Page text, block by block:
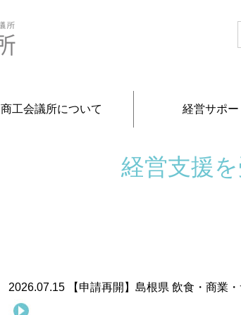
商工会議所について 経営サポー
経営支援
2026.07.15 【申請再開】島根県 飲食・商業